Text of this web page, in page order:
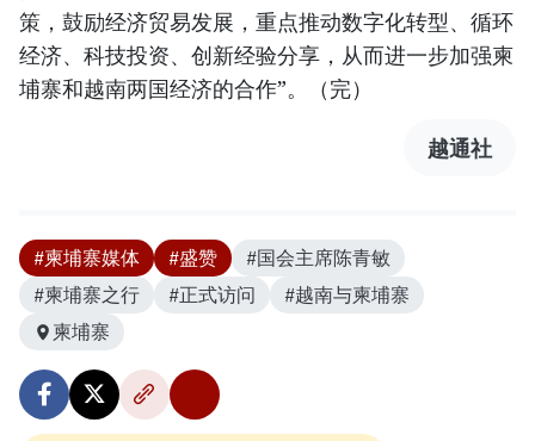
策，鼓励经济贸易发展，重点推动数字化转型、循环
经济、科技投资、创新经验分享，从而进一步加强柬
埔寨和越南两国经济的合作”。（完）
越通社
#柬埔寨媒体 #盛赞
#国会主席陈青敏
#柬埔寨之行
#正式访问
#越南与柬埔寨
柬埔寨